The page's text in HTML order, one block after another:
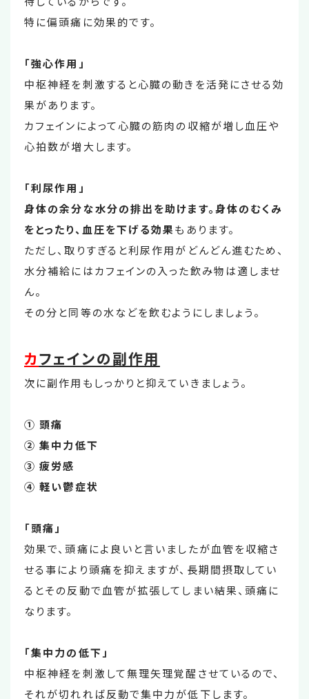
特に偏頭痛に効果的です。
「強心作用」
中枢神経を刺激すると心臓の動きを活発にさせる効
果があります。
カフェインによって心臓の筋肉の収縮が増し血圧や
心拍数が増大します。
「利尿作用」
身体の余分な水分の排出を助けます。身体のむくみ
をとったり、血圧を下げる効果もあります。
ただし、取りすぎると利尿作用がどんどん進むため、
水分補給にはカフェインの入った飲み物は適しませ
ん。
その分と同等の水などを飲むようにしましょう。
カフェインの副作用
次に副作用もしっかりと抑えていきましょう。
① 頭痛
② 集中力低下
③ 疲労感
④ 軽い鬱症状
「頭痛」
効果で、頭痛によ良いと言いましたが血管を収縮さ
せる事により頭痛を抑えますが、長期間摂取してい
るとその反動で血管が拡張してしまい結果、頭痛に
なります。
「集中力の低下」
中枢神経を刺激して無理矢理覚醒させているので、
それが切れれば反動で集中力が低下します。